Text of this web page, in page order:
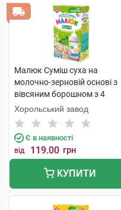
Малюк Суміш суха на
молочно-зерновій основі з
вівсяним борошном з 4
місяців 350 г 1 коробка
Хорольський завод
Є в наявності
від 119.00 грн
КУПИТИ